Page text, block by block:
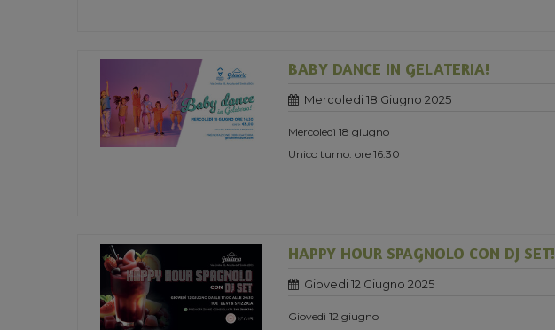
BABY DANCE IN GELATERIA!
Mercoledi 18 Giugno 2025
Mercoledì 18 giugno
Unico turno: ore 16.30
HAPPY HOUR SPAGNOLO CON DJ SET!
Giovedi 12 Giugno 2025
Giovedì 12 giugno